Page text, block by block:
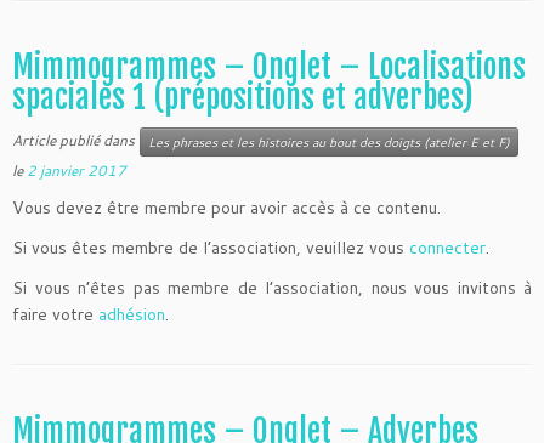
Mimmogrammes – Onglet – Localisations
spaciales 1 (prépositions et adverbes)
Article publié dans Les phrases et les histoires au bout des doigts (atelier E et F)
le2 janvier 2017
Vous devez être membre pour avoir accès à ce contenu.
Si vous êtes membre de l’association, veuillez vous connecter.
Si vous n’êtes pas membre de l’association, nous vous invitons à
faire votre adhésion.
Mimmogrammes – Onglet – Adverbes